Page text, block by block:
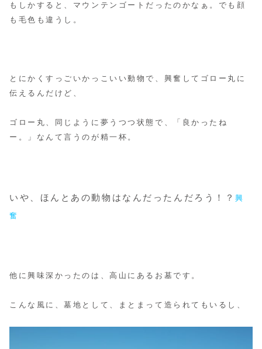
もしかすると、マウンテンゴートだったのかなぁ。でも顔
も毛色も違うし。
とにかくすっごいかっこいい動物で、興奮してゴロー丸に
伝えるんだけど、
ゴロー丸、同じように夢うつつ状態で、「良かったね
ー。」なんて言うのが精一杯。
いや、ほんとあの動物はなんだったんだろう！？興
奮
他に興味深かったのは、高山にあるお墓です。
こんな風に、墓地として、まとまって造られてもいるし、